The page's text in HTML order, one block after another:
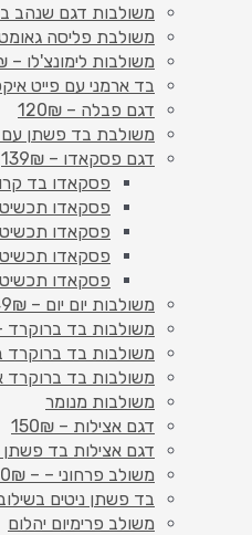
משולבות דגם שנהב
משולבת פליסה
משולבות לימונצ'לו – 120₪
בד ארמני עם פייט איקס –
דגם פבלה – 120₪
משולבת בד פשתן עם
דגם פסקאדו – 139₪
פסקאדו בד קרושה
פסקאדו
פסקאדו
פסקאדו
פסקאדו
משולבות יום יום – 49₪
משולבות בד ברוקרד –
משולבות בד ברוקרד
משולבות בד ברוקרד
משולבות מנומר
דגם אצילות – 150₪
דגם אצילות בד פשתן –
משולב פרחוני – – 160₪
בד פשתן ניטים בשילוב
משולב פרימיום יהלום